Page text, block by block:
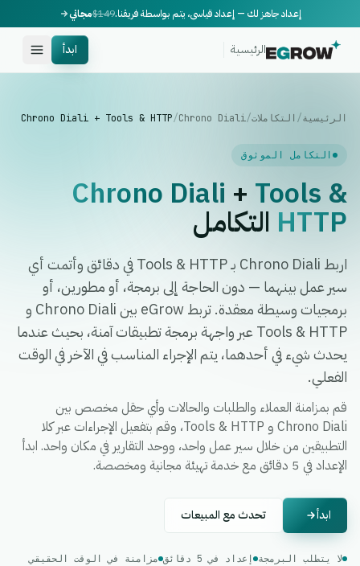
إعداد جاهز لك — إعداد قياسي، يتم بواسطة فريقنا.$149مجاني
الرئيسية ابدأ
الرئيسية/ التكاملات/
Chrono Diali
/
Chrono Diali + Tools & HTTP
التكامل الموثوق
Chrono Diali + Tools &
HTTP التكامل
اربط Chrono Diali بـ Tools & HTTP في دقائق وأتمت أي
سير عمل بينهما — دون الحاجة إلى برمجة، أو مطورين، أو
برمجيات وسيطة معقدة. تربط eGrow بين Chrono Diali و
Tools & HTTP عبر واجهة برمجة تطبيقات آمنة، بحيث عندما
يحدث شيء في أحدهما، يتم الإجراء المناسب في الآخر في الوقت
الفعلي.
قم بمزامنة العملاء والطلبات والحالات وأي حقل مخصص بين
Chrono Diali و Tools & HTTP، وقم بتفعيل الإجراءات عبر كلا
التطبيقين من خلال سير عمل واحد، ووحد التقارير في مكان واحد. ابدأ
الإعداد في 5 دقائق مع خدمة تهيئة مجانية ومخصصة.
ابدأ تحدث مع المبيعات
لا يتطلب البرمجة إعداد في 5 دقائق مزامنة في الوقت الحقيقي